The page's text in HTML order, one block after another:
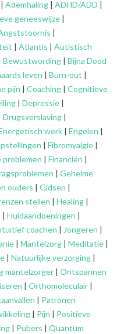
| Ademhaling | ADHD/ADD |
geneeswijze |
|
| Atlantis | Autistisch
Bewustwording | Bijna Dood
leven | Burn-out |
pijn | Coaching | Cognitieve
| Depressie |
Drugsverslaving |
werk | Engelen |
| Fibromyalgie |
problemen | Financiën |
| Geheime
ouders | Gidsen |
stellen | Healing |
| Huidaandoeningen |
coachen | Jongeren |
| Mantelzorg | Meditatie |
| Natuurlijke verzorging |
mantelzorger | Ontspannen
| Orthomoleculair |
| Patronen
| Pijn | Positieve
| Pubers | Quantum